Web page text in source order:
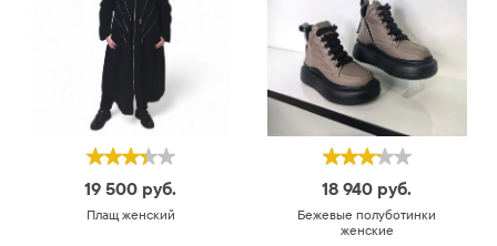
19 500 руб.
Плащ женский
18 940 руб.
Бежевые полуботинки
женские